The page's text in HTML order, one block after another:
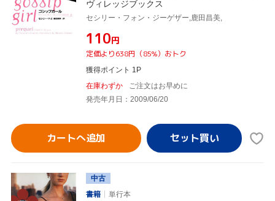
ヴィレッジブックス
セシリー・フォン・ジーゲザー,鹿田昌美,
¥110円
定価より638円（85%）おトク
獲得ポイント 1P
在庫わずか
ご注文はお早めに
発売年月日：2009/06/20
カートへ追加
中古
書籍
単行本